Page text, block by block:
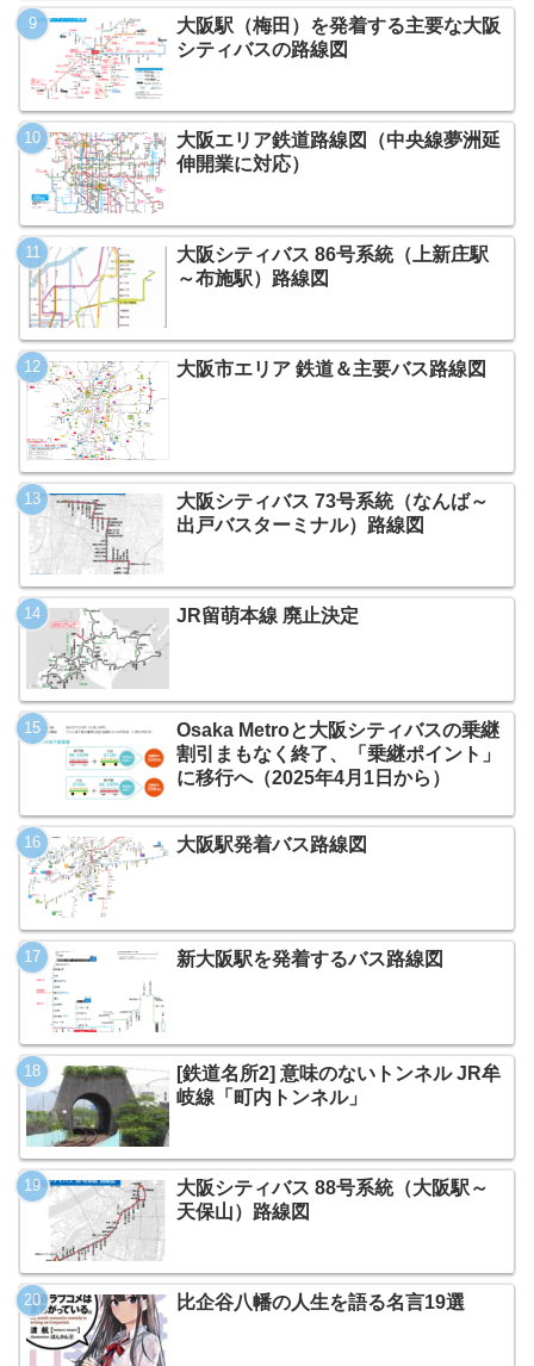
大阪駅（梅田）を発着する主要な大阪
シティバスの路線図
大阪エリア鉄道路線図（中央線夢洲延
伸開業に対応）
大阪シティバス 86号系統（上新庄駅
～布施駅）路線図
大阪市エリア 鉄道＆主要バス路線図
大阪シティバス 73号系統（なんば～
出戸バスターミナル）路線図
JR留萌本線 廃止決定
Osaka Metroと大阪シティバスの乗継
割引まもなく終了、「乗継ポイント」
に移行へ（2025年4月1日から）
大阪駅発着バス路線図
新大阪駅を発着するバス路線図
[鉄道名所2] 意味のないトンネル JR牟
岐線「町内トンネル」
大阪シティバス 88号系統（大阪駅～
天保山）路線図
比企谷八幡の人生を語る名言19選